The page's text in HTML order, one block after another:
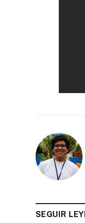
SEGUIR